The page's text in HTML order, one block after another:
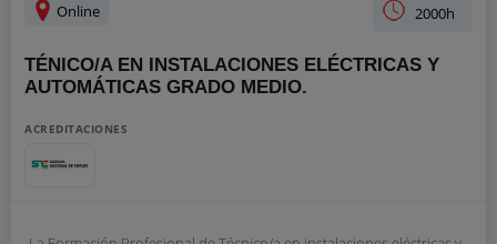
Online 2000h
TÉNICO/A EN INSTALACIONES ELÉCTRICAS Y
AUTOMÁTICAS GRADO MEDIO.
ACREDITACIONES